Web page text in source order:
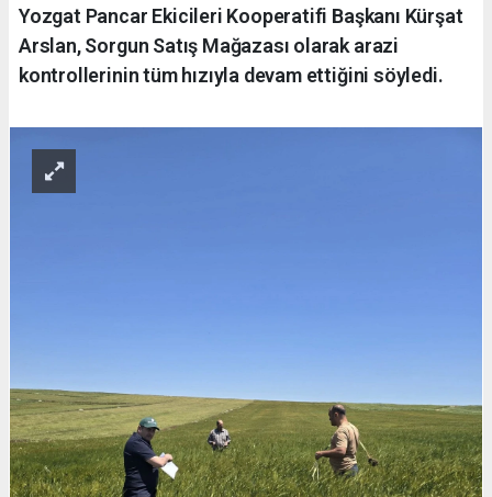
Yozgat Pancar Ekicileri Kooperatifi Başkanı Kürşat
Arslan, Sorgun Satış Mağazası olarak arazi
kontrollerinin tüm hızıyla devam ettiğini söyledi.